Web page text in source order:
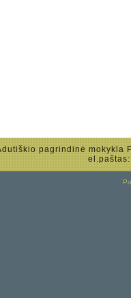
pagrindinė mokykla